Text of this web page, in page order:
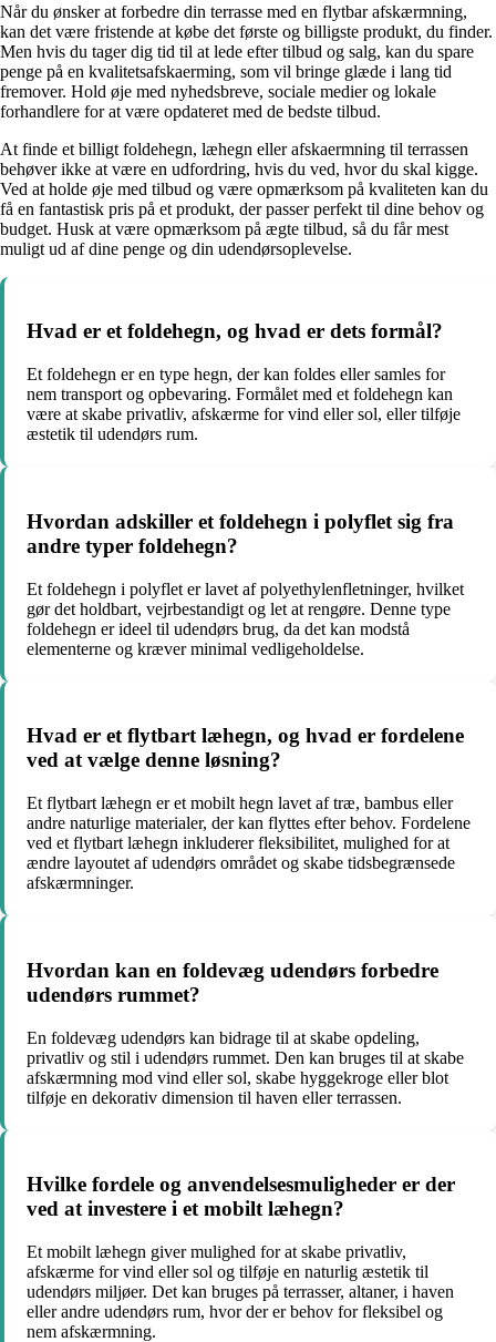
Når du ønsker at forbedre din terrasse med en flytbar afskærmning,
kan det være fristende at købe det første og billigste produkt, du finder.
Men hvis du tager dig tid til at lede efter tilbud og salg, kan du spare
penge på en kvalitetsafskaerming, som vil bringe glæde i lang tid
fremover. Hold øje med nyhedsbreve, sociale medier og lokale
forhandlere for at være opdateret med de bedste tilbud.
At finde et billigt foldehegn, læhegn eller afskaermning til terrassen
behøver ikke at være en udfordring, hvis du ved, hvor du skal kigge.
Ved at holde øje med tilbud og være opmærksom på kvaliteten kan du
få en fantastisk pris på et produkt, der passer perfekt til dine behov og
budget. Husk at være opmærksom på ægte tilbud, så du får mest
muligt ud af dine penge og din udendørsoplevelse.
Hvad er et foldehegn, og hvad er dets formål?
Et foldehegn er en type hegn, der kan foldes eller samles for
nem transport og opbevaring. Formålet med et foldehegn kan
være at skabe privatliv, afskærme for vind eller sol, eller tilføje
æstetik til udendørs rum.
Hvordan adskiller et foldehegn i polyflet sig fra
andre typer foldehegn?
Et foldehegn i polyflet er lavet af polyethylenfletninger, hvilket
gør det holdbart, vejrbestandigt og let at rengøre. Denne type
foldehegn er ideel til udendørs brug, da det kan modstå
elementerne og kræver minimal vedligeholdelse.
Hvad er et flytbart læhegn, og hvad er fordelene
ved at vælge denne løsning?
Et flytbart læhegn er et mobilt hegn lavet af træ, bambus eller
andre naturlige materialer, der kan flyttes efter behov. Fordelene
ved et flytbart læhegn inkluderer fleksibilitet, mulighed for at
ændre layoutet af udendørs området og skabe tidsbegrænsede
afskærmninger.
Hvordan kan en foldevæg udendørs forbedre
udendørs rummet?
En foldevæg udendørs kan bidrage til at skabe opdeling,
privatliv og stil i udendørs rummet. Den kan bruges til at skabe
afskærmning mod vind eller sol, skabe hyggekroge eller blot
tilføje en dekorativ dimension til haven eller terrassen.
Hvilke fordele og anvendelsesmuligheder er der
ved at investere i et mobilt læhegn?
Et mobilt læhegn giver mulighed for at skabe privatliv,
afskærme for vind eller sol og tilføje en naturlig æstetik til
udendørs miljøer. Det kan bruges på terrasser, altaner, i haven
eller andre udendørs rum, hvor der er behov for fleksibel og
nem afskærmning.